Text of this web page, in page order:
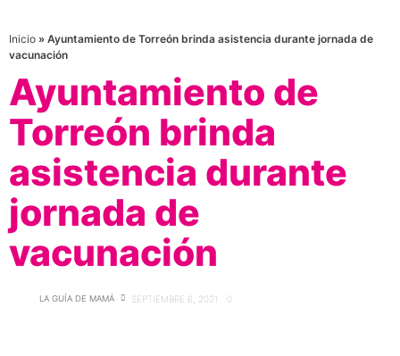
Inicio » Ayuntamiento de Torreón brinda asistencia durante jornada de
vacunación
Ayuntamiento de
Torreón brinda
asistencia durante
jornada de
vacunación
LA GUÍA DE MAMÁ SEPTIEMBRE 6, 2021 0